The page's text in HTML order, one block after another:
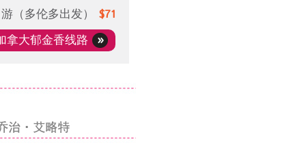
（多伦多出发） $71
拿大郁金香线路